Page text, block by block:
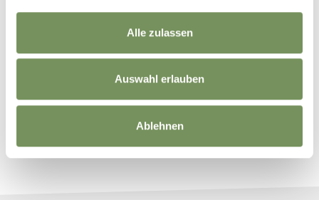
Alle zulassen
Auswahl erlauben
Ablehnen
©OpenStreetMapcontributors